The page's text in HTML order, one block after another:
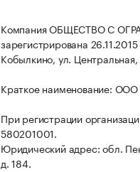
Компания ОБЩЕСТВО С
зарегистрирована
Кобылкино, ул. Центральная,
Краткое наименование:
При регистрации
580201001.
Юридический адрес: обл.
д. 184.